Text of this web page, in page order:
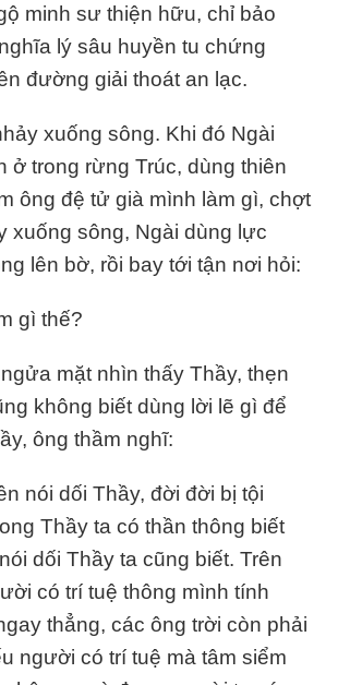
minh sư thiện hữu, chỉ bảo
lý sâu huyền tu chứng
đường giải thoát an lạc.
xuống sông. Khi đó Ngài
ở trong rừng Trúc, dùng thiên
ông đệ tử già mình làm gì, chợt
xuống sông, Ngài dùng lực
lên bờ, rồi bay tới tận nơi hỏi:
gì thế?
mặt nhìn thấy Thầy, thẹn
không biết dùng lời lẽ gì để
ông thầm nghĩ:
nói dối Thầy, đời đời bị tội
Thầy ta có thần thông biết
dối Thầy ta cũng biết. Trên
có trí tuệ thông mình tính
thẳng, các ông trời còn phải
người có trí tuệ mà tâm siểm